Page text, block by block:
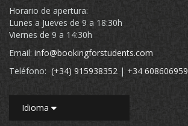
Horario de apertura:
Lunes a Jueves de 9 a 18:30h
Viernes de 9 a 14:30h
Email: info@bookingforstudents.com
Teléfono: (+34) 915938352 | +34 608606959
Idioma